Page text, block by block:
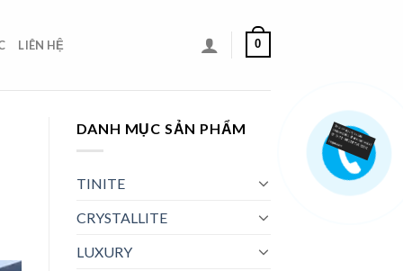
LIÊN HỆ 0
DANH MỤC SẢN PHẨM
TINITE
CRYSTALLITE
LUXURY